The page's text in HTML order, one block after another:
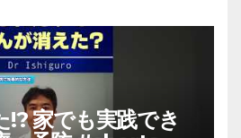
!? 家でも実践でき